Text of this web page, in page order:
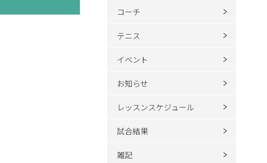
コーチ
テニス
イベント
お知らせ
レッスンスケジュール
試合結果
雑記